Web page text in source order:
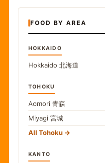
FOOD BY AREA
HOKKAIDO
Hokkaido 北海道
TOHOKU
Aomori 青森
Miyagi 宮城
All Tohoku
KANTO